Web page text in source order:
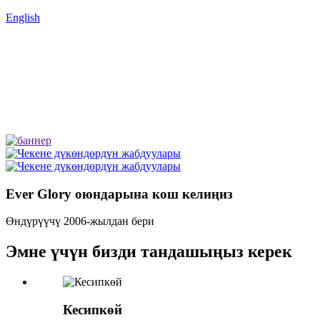
English
Ever Glory оюндарына кош келиңиз
Өндүрүүчү 2006-жылдан бери
Эмне үчүн бизди тандашыңыз керек
Кесипкөй